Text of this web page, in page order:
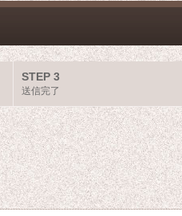
STEP 3
送信完了